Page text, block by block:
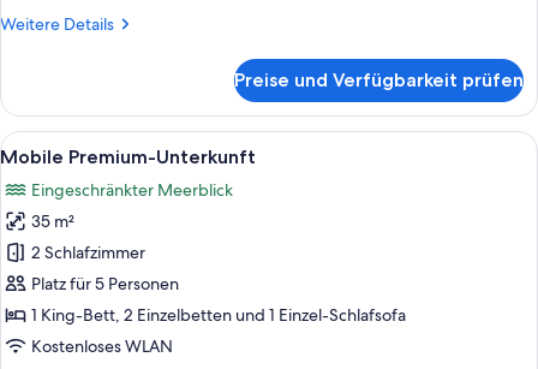
Weitere Details
Weitere
Relax
Family
Mobile
Preise und Verfügbarkeit prüfen
Alle
Fotos
für
Mobile
Premium-
Unterkunft
anzeigen
Ein moderner Außenbereich mit
8
Mobile Premium-Unterkunft
Eingeschränkter Meerblick
35 m²
2 Schlafzimmer
Platz für 5 Personen
1 King-Bett, 2 Einzelbetten und 1 Einzel-Schlafsofa
Kostenloses WLAN